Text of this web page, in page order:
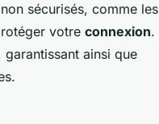
sécurisés, comme les
votre connexion.
ainsi que